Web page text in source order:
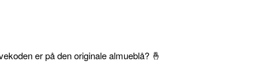
er på den originale almueblå? 🤞